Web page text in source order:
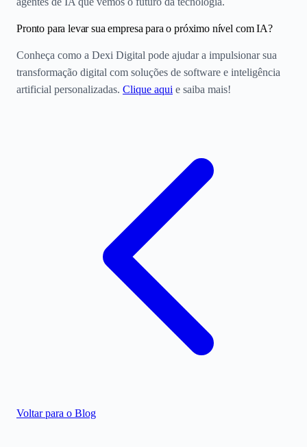
Pronto para levar sua empresa para o próximo nível com IA?
Conheça como a Dexi Digital pode ajudar a impulsionar sua
transformação digital com soluções de software e inteligência
artificial personalizadas. Clique aqui e saiba mais!
Voltar para o Blog